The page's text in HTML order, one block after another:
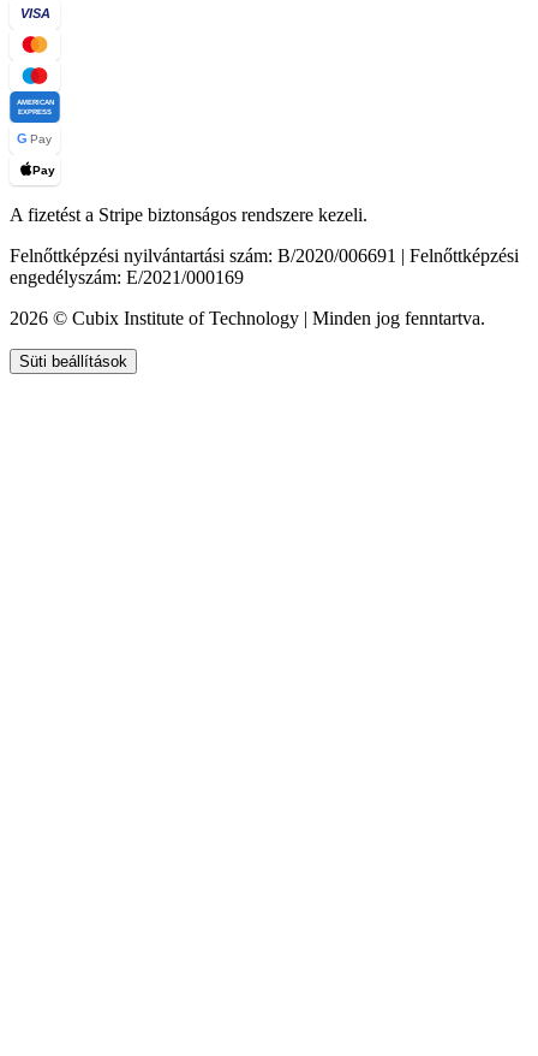
VISA
AMERICAN
EXPRESS
G Pay
Pay
A fizetést a Stripe biztonságos rendszere kezeli.
Felnőttképzési nyilvántartási szám: B/2020/006691 | Felnőttképzési
engedélyszám: E/2021/000169
2026 © Cubix Institute of Technology | Minden jog fenntartva.
Süti beállítások